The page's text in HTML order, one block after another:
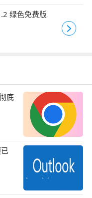
绿色免费版
底